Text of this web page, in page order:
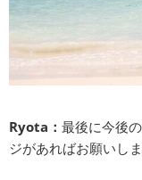
Ryota： 最後に今後
ジがあればお願いしま